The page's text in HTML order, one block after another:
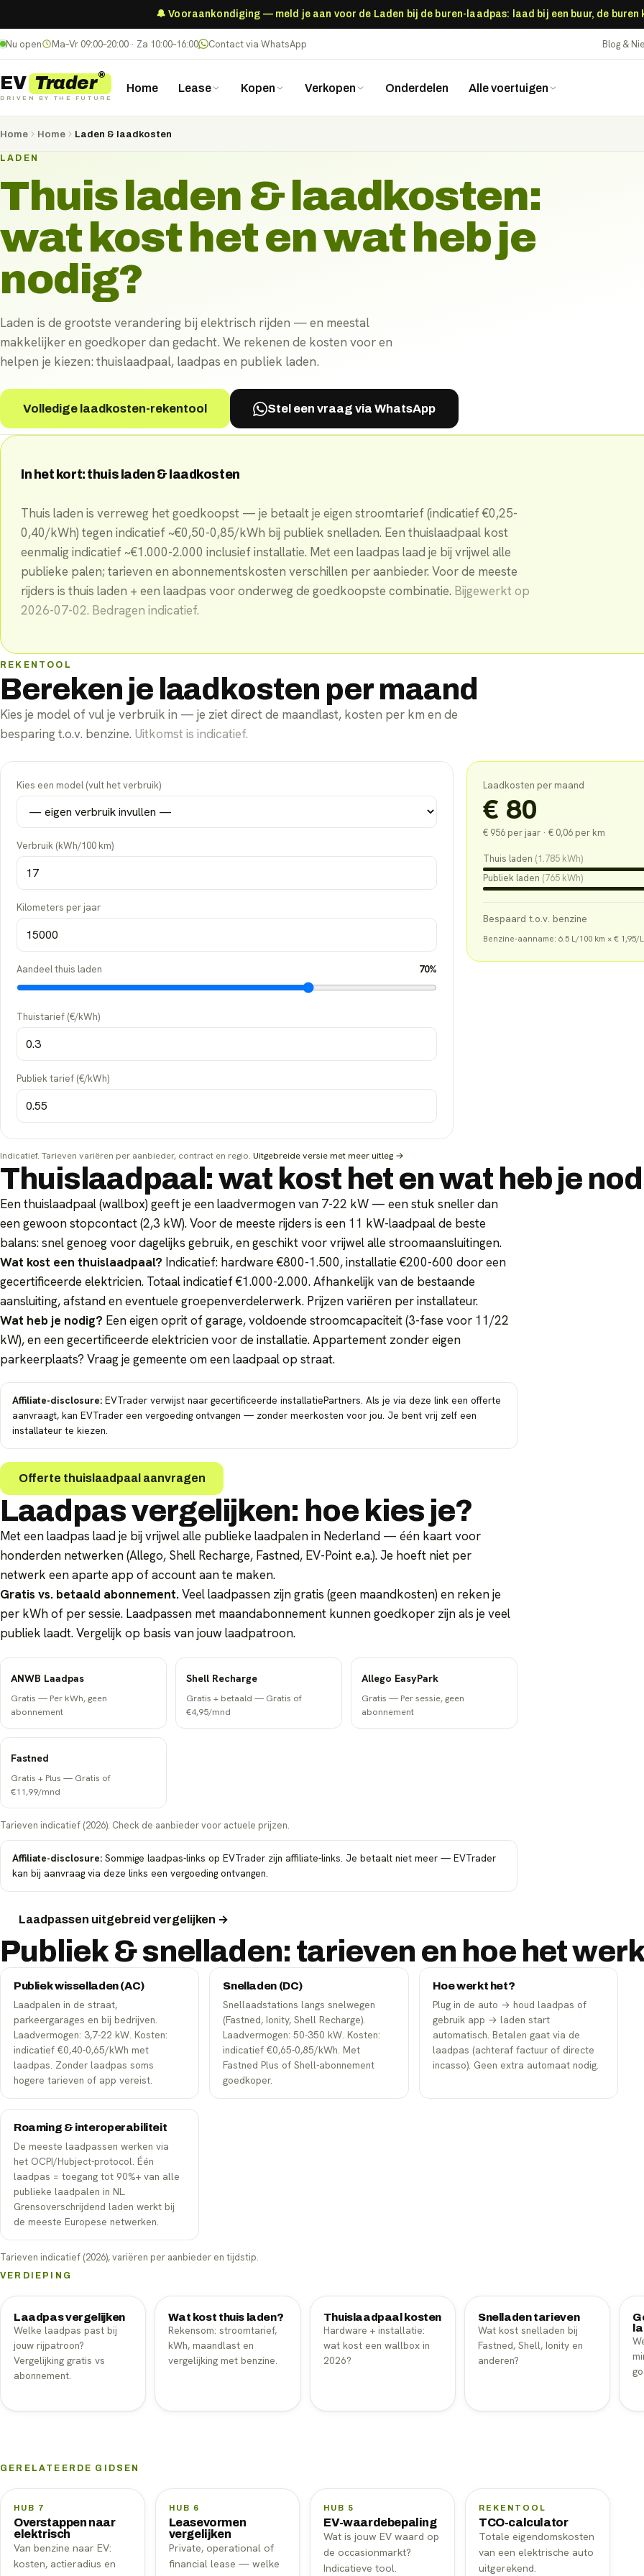
🔔 Vooraankondiging — meld je aan voor de Laden bij de buren-laadpas: laad bij een buur, de
Nu open Ma–Vr 09:00–20:00 · Za 10:00–16:00 Contact via WhatsApp Blog &
EV Trader®
DRIVEN BY THE FUTURE
Home Lease Kopen Verkopen Onderdelen Alle voertuigen
Home Home Laden & laadkosten
LADEN
Thuis laden & laadkosten:
wat kost het en wat heb je
nodig?
Laden is de grootste verandering bij elektrisch rijden — en meestal
makkelijker en goedkoper dan gedacht. We rekenen de kosten voor en
helpen je kiezen: thuislaadpaal, laadpas en publiek laden.
Volledige laadkosten-rekentool Stel een vraag via WhatsApp
In het kort: thuis laden & laadkosten
Thuis laden is verreweg het goedkoopst — je betaalt je eigen stroomtarief (indicatief €0,25-
0,40/kWh) tegen indicatief ~€0,50-0,85/kWh bij publiek snelladen. Een thuislaadpaal kost
eenmalig indicatief ~€1.000-2.000 inclusief installatie. Met een laadpas laad je bij vrijwel alle
publieke palen; tarieven en abonnementskosten verschillen per aanbieder. Voor de meeste
rijders is thuis laden + een laadpas voor onderweg de goedkoopste combinatie. Bijgewerkt op
2026-07-02. Bedragen indicatief.
REKENTOOL
Bereken je laadkosten per maand
Kies je model of vul je verbruik in — je ziet direct de maandlast, kosten per km en de
besparing t.o.v. benzine. Uitkomst is indicatief.
Kies een model (vult het verbruik)
Verbruik (kWh/100 km)
Kilometers per jaar
Aandeel thuis laden 70%
Thuistarief (€/kWh)
Publiek tarief (€/kWh)
Laadkosten per maand
€ 80
€ 956 per jaar · € 0,06 per km
Thuis laden (1.785 kWh)
Publiek laden (765 kWh)
Bespaard t.o.v. benzine
Benzine-aanname: 6.5 L/100 km × € 1,95/
Indicatief. Tarieven variëren per aanbieder, contract en regio. Uitgebreide versie met meer uitleg →
Thuislaadpaal: wat kost het en wat heb je
Een thuislaadpaal (wallbox) geeft je een laadvermogen van 7-22 kW — een stuk sneller dan
een gewoon stopcontact (2,3 kW). Voor de meeste rijders is een 11 kW-laadpaal de beste
balans: snel genoeg voor dagelijks gebruik, en geschikt voor vrijwel alle stroomaansluitingen.
Wat kost een thuislaadpaal? Indicatief: hardware €800-1.500, installatie €200-600 door een
gecertificeerde elektricien. Totaal indicatief €1.000-2.000. Afhankelijk van de bestaande
aansluiting, afstand en eventuele groepenverdelerwerk. Prijzen variëren per installateur.
Wat heb je nodig? Een eigen oprit of garage, voldoende stroomcapaciteit (3-fase voor 11/22
kW), en een gecertificeerde elektricien voor de installatie. Appartement zonder eigen
parkeerplaats? Vraag je gemeente om een laadpaal op straat.
Affiliate-disclosure: EVTrader verwijst naar gecertificeerde installatiePartners. Als je via deze link een offerte
aanvraagt, kan EVTrader een vergoeding ontvangen — zonder meerkosten voor jou. Je bent vrij zelf een
installateur te kiezen.
Offerte thuislaadpaal aanvragen
Laadpas vergelijken: hoe kies je?
Met een laadpas laad je bij vrijwel alle publieke laadpalen in Nederland — één kaart voor
honderden netwerken (Allego, Shell Recharge, Fastned, EV-Point e.a.). Je hoeft niet per
netwerk een aparte app of account aan te maken.
Gratis vs. betaald abonnement.Veel laadpassen zijn gratis (geen maandkosten) en reken je
per kWh of per sessie. Laadpassen met maandabonnement kunnen goedkoper zijn als je veel
publiek laadt. Vergelijk op basis van jouw laadpatroon.
ANWB Laadpas
Gratis — Per kWh, geen
abonnement
Shell Recharge
Gratis + betaald — Gratis of
€4,95/mnd
Allego EasyPark
Gratis — Per sessie, geen
abonnement
Fastned
Gratis + Plus — Gratis of
€11,99/mnd
Tarieven indicatief (2026). Check de aanbieder voor actuele prijzen.
Affiliate-disclosure: Sommige laadpas-links op EVTrader zijn affiliate-links. Je betaalt niet meer — EVTrader
kan bij aanvraag via deze links een vergoeding ontvangen.
Laadpassen uitgebreid vergelijken →
Publiek & snelladen: tarieven en hoe het
Publiek wisselladen (AC)
Laadpalen in de straat,
parkeergarages en bij bedrijven.
Laadvermogen: 3,7-22 kW. Kosten:
indicatief €0,40-0,65/kWh met
laadpas. Zonder laadpas soms
hogere tarieven of app vereist.
Snelladen (DC)
Snellaadstations langs snelwegen
(Fastned, Ionity, Shell Recharge).
Laadvermogen: 50-350 kW. Kosten:
indicatief €0,65-0,85/kWh. Met
Fastned Plus of Shell-abonnement
goedkoper.
Hoe werkt het?
Plug in de auto → houd laadpas of
gebruik app → laden start
automatisch. Betalen gaat via de
laadpas (achteraf factuur of directe
incasso). Geen extra automaat nodig.
Roaming & interoperabiliteit
De meeste laadpassen werken via
het OCPI/Hubject-protocol. Één
laadpas = toegang tot 90%+ van alle
publieke laadpalen in NL.
Grensoverschrijdend laden werkt bij
de meeste Europese netwerken.
Tarieven indicatief (2026), variëren per aanbieder en tijdstip.
VERDIEPING
Laadpas vergelijken
Welke laadpas past bij
jouw rijpatroon?
Vergelijking gratis vs
abonnement.
Wat kost thuis laden?
Rekensom: stroomtarief,
kWh, maandlast en
vergelijking met benzine.
Thuislaadpaal kosten
Hardware + installatie:
wat kost een wallbox in
2026?
Snelladen tarieven
Wat kost snelladen bij
Fastned, Shell, Ionity en
anderen?
GERELATEERDE GIDSEN
HUB 7
Overstappen naar
elektrisch
Van benzine naar EV:
kosten, actieradius en
HUB 6
Leasevormen
vergelijken
Private, operational of
financial lease — welke
HUB 5
EV-waardebepaling
Wat is jouw EV waard op
de occasionmarkt?
Indicatieve tool.
REKENTOOL
TCO-calculator
Totale eigendomskosten
van een elektrische auto
uitgerekend.